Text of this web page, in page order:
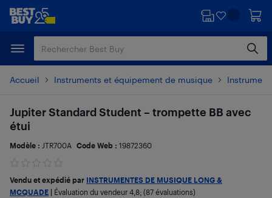
Passer
principal
Passer
Accueil Instruments et équipement de musique
Jupiter Standard Student – trompette BB avec
étui
Modèle : JTR700A Code Web : 19872360
Vendu et expédié par INSTRUMENTES DE MUSIQUE LONG &
MCQUADE
Évaluation du vendeur 4,8; (87 évaluations)